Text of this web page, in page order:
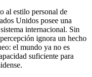
al estilo personal de
Unidos posee una
internacional. Sin
ignora un hecho
el mundo ya no es
suficiente para